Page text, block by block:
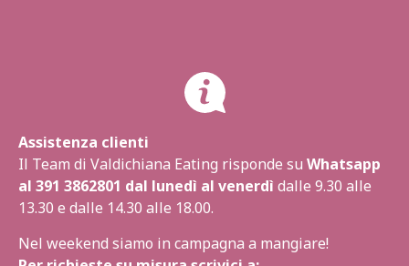
Assistenza clienti
Il Team di Valdichiana Eating risponde su Whatsapp
al 391 3862801 dal lunedì al venerdì dalle 9.30 alle
13.30 e dalle 14.30 alle 18.00.
Nel weekend siamo in campagna a mangiare!